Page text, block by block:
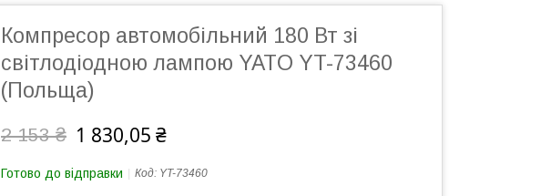
Компресор автомобільний 180 Вт зі
світлодіодною лампою YATO YT-73460
(Польща)
2 153 ₴ 1 830,05 ₴
Готово до відправки Код: YT-73460